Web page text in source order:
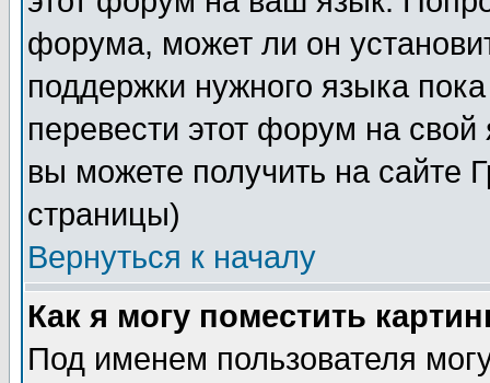
форума, может ли он
поддержки нужного языка
перевести этот форум на
вы можете получить на сайте
страницы)
Вернуться к началу
Как я могу поместить
Под именем пользователя